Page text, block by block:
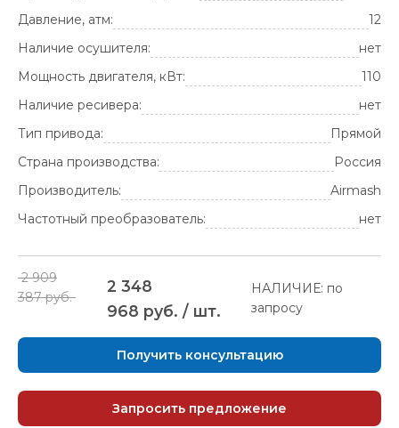
Давление, атм:
12
Наличие осушителя:
нет
Мощность двигателя, кВт:
110
Наличие ресивера:
нет
Тип привода:
Прямой
Страна производства:
Россия
Производитель:
Airmash
Частотный преобразователь:
нет
2 909
387 руб.
2 348
968 руб. / шт.
НАЛИЧИЕ: по
запросу
Получить консультацию
Запросить предложение